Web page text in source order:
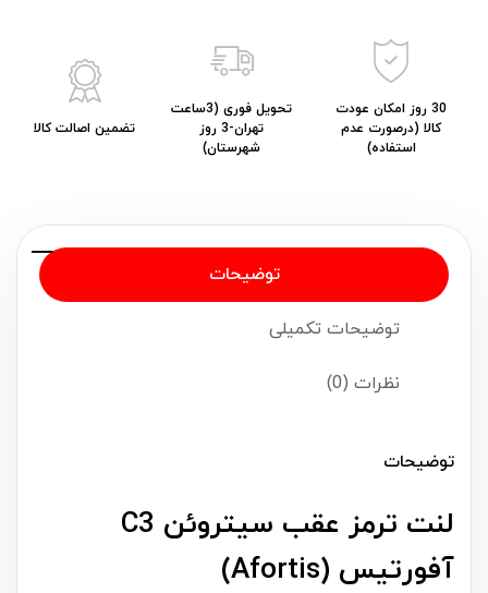
30 روز امکان عودت
کالا (درصورت عدم
استفاده)
تحویل فوری (3ساعت
تهران-3 روز
شهرستان)
تضمین اصالت کالا
توضیحات
توضیحات تکمیلی
نظرات (0)
توضیحات
لنت ترمز عقب سیتروئن C3
آفورتیس (Afortis)